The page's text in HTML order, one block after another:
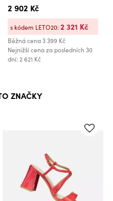
2 902 Kč
Běžná cena3 399 Kč
Nejnižší cena za posledních 30
dní: 2 621 Kč
s kódem LETO20:2 321 Kč
ZNAČKY